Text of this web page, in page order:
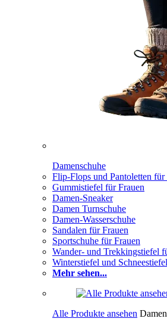
Damenschuhe
Flip-Flops und Pantoletten für
Gummistiefel für Frauen
Damen-Sneaker
Damen Turnschuhe
Damen-Wasserschuhe
Sandalen für Frauen
Sportschuhe für Frauen
Wander- und Trekkingstiefel
Winterstiefel und
Mehr sehen...
Alle Produkte ansehen